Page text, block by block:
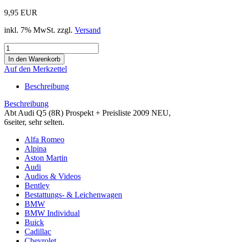
9,95 EUR
inkl. 7% MwSt. zzgl. Versand
Auf den Merkzettel
Beschreibung
Beschreibung
Abt Audi Q5 (8R) Prospekt + Preisliste 2009 NEU,
6seiter, sehr selten.
Alfa Romeo
Alpina
Aston Martin
Audi
Audios & Videos
Bentley
Bestattungs- & Leichenwagen
BMW
BMW Individual
Buick
Cadillac